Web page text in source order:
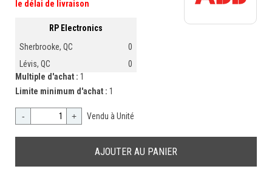
le délai de livraison
RP Electronics
Sherbrooke, QC
0
Lévis, QC
0
Multiple d'achat : 1
Limite minimum d'achat : 1
- + Vendu à Unité